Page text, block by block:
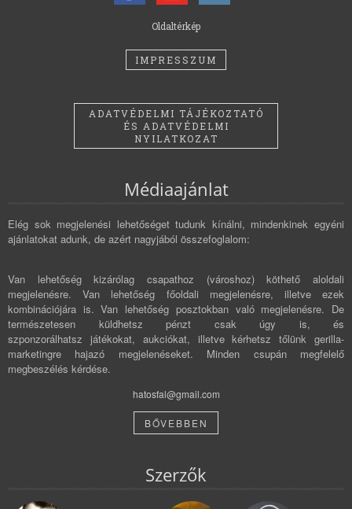
Oldaltérkép
IMPRESSZUM
ADATVÉDELMI TÁJÉKOZTATÓ
ÉS ADATVÉDELMI
NYILATKOZAT
Médiaajánlat
Elég sok megjelenési lehetőséget tudunk kínálni, mindenkinek egyéni
ajánlatokat adunk, de azért nagyjából összefoglalom:
Van lehetőség kizárólag csapathoz (városhoz) köthető aloldali
megjelenésre. Van lehetőség főoldali megjelenésre, illetve ezek
kombinációjára is. Van lehetőség posztokban való megjelenésre. De
természetesen küldhetsz pénzt csak úgy is, és
szponzorálhatsz játékokat, aukciókat, illetve kérhetsz tőlünk gerilla-
marketingre hajazó megjelenéseket. Minden csupán megfelelő
megbeszélés kérdése.
hatosfal@gmail.com
BŐVEBBEN
Szerzők